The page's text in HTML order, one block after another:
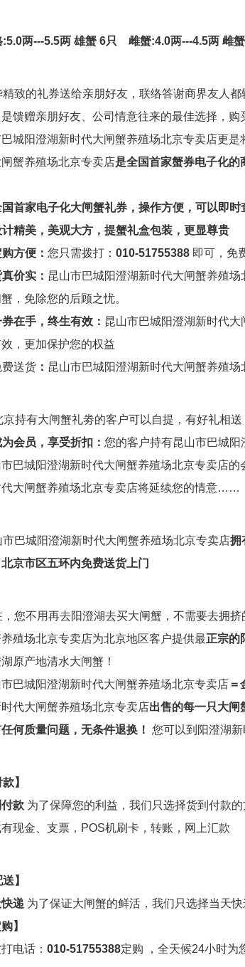
:5.0两---5.5两 雄蟹 6只 雌蟹:4.0两---4.5两 雌
精致的礼券送给亲朋好友，联络答谢商界友人
馈赠亲朋好友、公司情意往来的最佳选择，
城阳澄湖新时代大闸蟹养殖场北京专卖店更
蟹养殖场北京专卖店是全国首家蟹券电子化的
国首家电子化大闸蟹礼券，操作方便，可以即时
计精美，美观大方，提蟹礼盒包装，更显尊贵
方便： 您只需拨打： 010-51755388 即可，免
价实： 昆山市巴城阳澄湖新时代大闸蟹养殖
，免除您的后顾之忧。
在手，终生有效： 昆山市巴城阳澄湖新时代
，更加保护您的权益
费送货 ： 昆山市巴城阳澄湖新时代大闸蟹养殖
京持有大闸蟹礼劵的客户可以自提，有好礼相送
会员，享受折扣： 您的客户持有昆山市巴城
巴城阳澄湖新时代大闸蟹养殖场北京专卖店
大闸蟹养殖场北京专卖店将延续您的情意……
市巴城阳澄湖新时代大闸蟹养殖场北京专卖店拥
京市区五环内免费送货上门
，您不用再去阳澄湖去买大闸蟹，不需要去拥
殖场北京专卖店为北京地区客户提供最正宗的
原产地清水大闸蟹！
巴城阳澄湖新时代大闸蟹养殖场北京专卖店＝
代大闸蟹养殖场北京专卖店出售的每一只大闸
何质量问题，无条件退换！ 您可以到阳澄湖
】
款 为了保障您的利益，我们只选择货到付款
现金、支票，POS机刷卡，转账，网上汇款
】
递 为了保证大闸蟹的鲜活，我们只选择当天
】
电话： 010-51755388定购 ，全天候24小时为